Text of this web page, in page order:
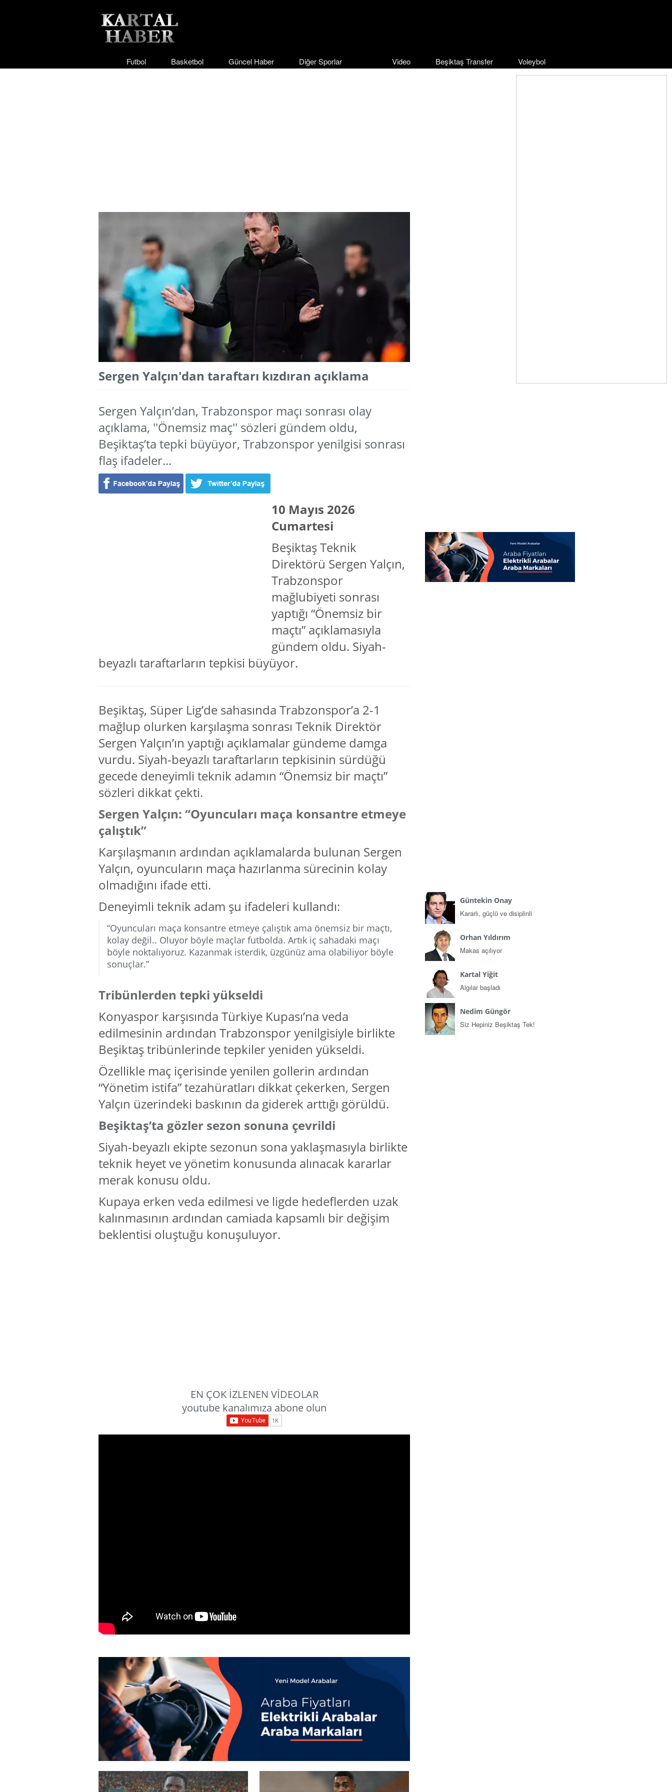
Futbol Basketbol Güncel Haber Diğer Sporlar Video Beşiktaş Transfer Voleybol
Sergen Yalçın'dan taraftarı kızdıran açıklama
Sergen Yalçın’dan, Trabzonspor maçı sonrası olay
açıklama, ''Önemsiz maç'' sözleri gündem oldu,
Beşiktaş’ta tepki büyüyor, Trabzonspor yenilgisi sonrası
flaş ifadeler...
10 Mayıs 2026
Cumartesi
Beşiktaş Teknik
Direktörü Sergen Yalçın,
Trabzonspor
mağlubiyeti sonrası
yaptığı “Önemsiz bir
maçtı” açıklamasıyla
gündem oldu. Siyah-
beyazlı taraftarların tepkisi büyüyor.
Beşiktaş, Süper Lig’de sahasında Trabzonspor’a 2-1
mağlup olurken karşılaşma sonrası Teknik Direktör
Sergen Yalçın’ın yaptığı açıklamalar gündeme damga
vurdu. Siyah-beyazlı taraftarların tepkisinin sürdüğü
gecede deneyimli teknik adamın “Önemsiz bir maçtı”
sözleri dikkat çekti.
Sergen Yalçın: “Oyuncuları maça konsantre etmeye
çalıştık”
Karşılaşmanın ardından açıklamalarda bulunan Sergen
Yalçın, oyuncuların maça hazırlanma sürecinin kolay
olmadığını ifade etti.
Deneyimli teknik adam şu ifadeleri kullandı:
“Oyuncuları maça konsantre etmeye çalıştık ama önemsiz bir maçtı,
kolay değil.. Oluyor böyle maçlar futbolda. Artık iç sahadaki maçı
böyle noktalıyoruz. Kazanmak isterdik, üzgünüz ama olabiliyor böyle
sonuçlar.”
Tribünlerden tepki yükseldi
Konyaspor karşısında Türkiye Kupası’na veda
edilmesinin ardından Trabzonspor yenilgisiyle birlikte
Beşiktaş tribünlerinde tepkiler yeniden yükseldi.
Özellikle maç içerisinde yenilen gollerin ardından
“Yönetim istifa” tezahüratları dikkat çekerken, Sergen
Yalçın üzerindeki baskının da giderek arttığı görüldü.
Beşiktaş’ta gözler sezon sonuna çevrildi
Siyah-beyazlı ekipte sezonun sona yaklaşmasıyla birlikte
teknik heyet ve yönetim konusunda alınacak kararlar
merak konusu oldu.
Kupaya erken veda edilmesi ve ligde hedeflerden uzak
kalınmasının ardından camiada kapsamlı bir değişim
beklentisi oluştuğu konuşuluyor.
EN ÇOK İZLENEN VİDEOLAR
youtube kanalımıza abone olun
Güntekin Onay
Kararlı, güçlü ve disiplinli
Orhan Yıldırım
Makas açılıyor
Kartal Yiğit
Algılar başladı
Nedim Güngör
Siz Hepiniz Beşiktaş Tek!